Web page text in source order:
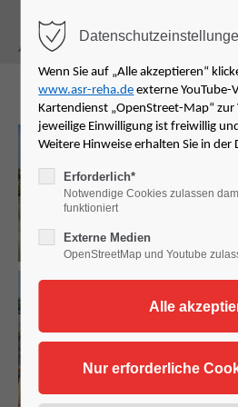
Login
Benutzername
Passwort
Wenn Sie auf „Alle akzeptieren“
www.asr-reha.de externe YouTube-
Kartendienst „OpenStreet-Map“
jeweilige Einwilligung ist freiwillig
Weitere Hinweise erhalten Sie in
Erforderlich*
Notwendige Cookies zulassen
funktioniert
Externe Medien
OpenStreetMap und Youtube